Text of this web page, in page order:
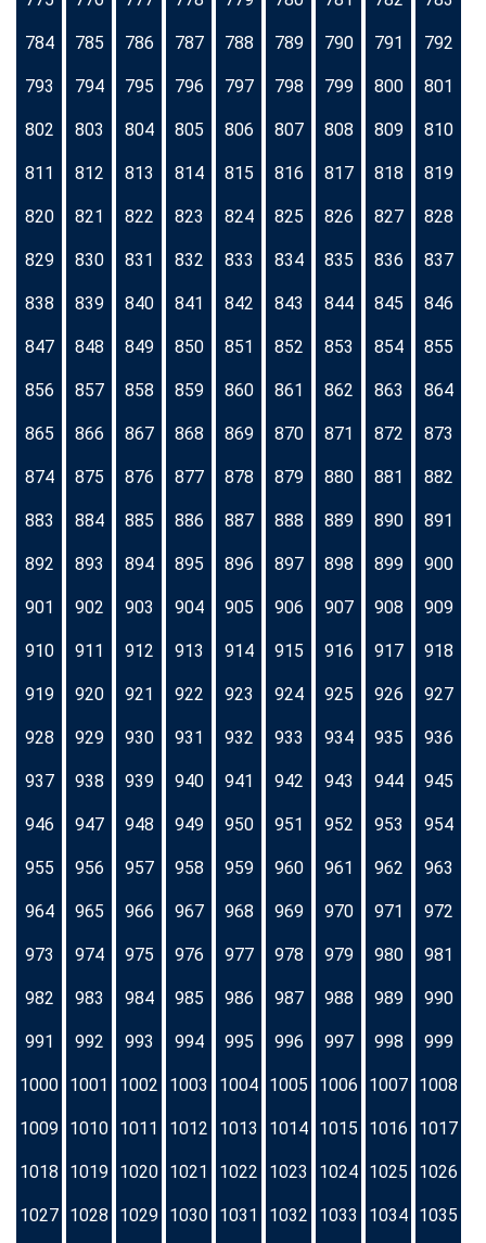
784 785 786 787 788 789 790 791 792
793 794 795 796 797 798 799 800 801
802 803 804 805 806 807 808 809 810
811 812 813 814 815 816 817 818 819
820 821 822 823 824 825 826 827 828
829 830 831 832 833 834 835 836 837
838 839 840 841 842 843 844 845 846
847 848 849 850 851 852 853 854 855
856 857 858 859 860 861 862 863 864
865 866 867 868 869 870 871 872 873
874 875 876 877 878 879 880 881 882
883 884 885 886 887 888 889 890 891
892 893 894 895 896 897 898 899 900
901 902 903 904 905 906 907 908 909
910 911 912 913 914 915 916 917 918
919 920 921 922 923 924 925 926 927
928 929 930 931 932 933 934 935 936
937 938 939 940 941 942 943 944 945
946 947 948 949 950 951 952 953 954
955 956 957 958 959 960 961 962 963
964 965 966 967 968 969 970 971 972
973 974 975 976 977 978 979 980 981
982 983 984 985 986 987 988 989 990
991 992 993 994 995 996 997 998 999
1000 1001 1002 1003 1004 1005 1006 1007 1008
1009 1010 1011 1012 1013 1014 1015 1016 1017
1018 1019 1020 1021 1022 1023 1024 1025 1026
1027 1028 1029 1030 1031 1032 1033 1034 1035